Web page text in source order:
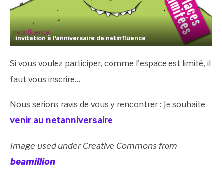
invitation à l'anniversaire de netinfluence
Si vous voulez participer, comme l’espace est limité, il
faut vous inscrire…
Nous serions ravis de vous y rencontrer : Je souhaite
venir au netanniversaire
Image used under Creative Commons from
beamillion